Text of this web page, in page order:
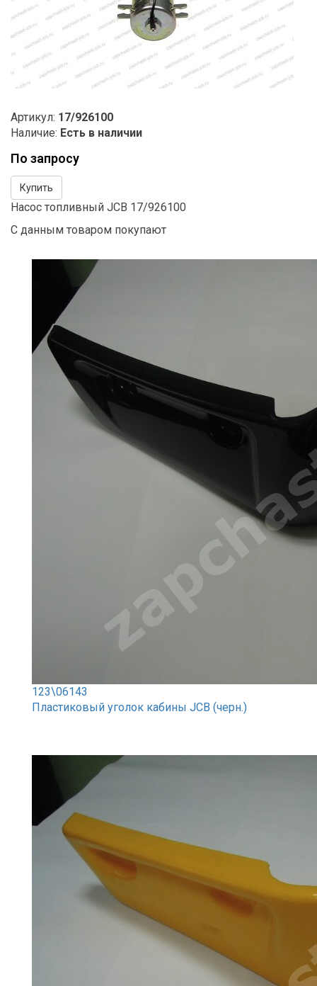
Артикул: 17/926100
Наличие: Есть в наличии
По запросу
Купить
Насос топливный JCB 17/926100
С данным товаром покупают
123\06143
Пластиковый уголок кабины JCB (черн.)